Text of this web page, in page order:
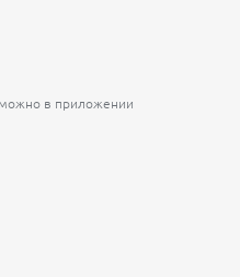
можно в приложении